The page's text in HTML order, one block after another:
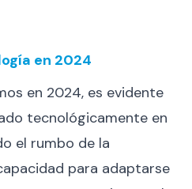
en 2024
en 2024, es evidente
tecnológicamente en
el rumbo de la
para adaptarse